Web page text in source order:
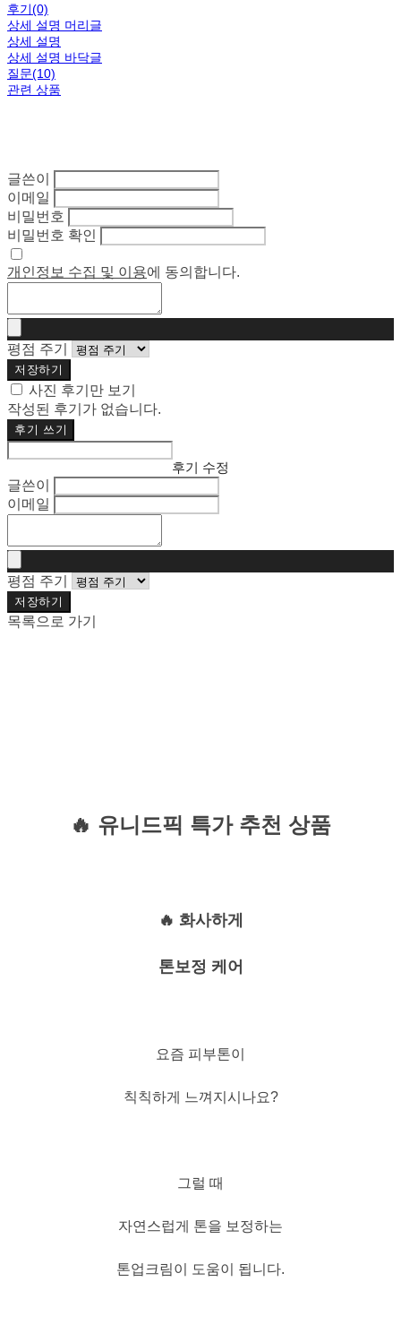
후기(0)
상세 설명 머리글
상세 설명
상세 설명 바닥글
질문(10)
관련 상품
글쓴이
이메일
비밀번호
비밀번호 확인
개인정보 수집 및 이용에 동의합니다.
평점 주기
저장하기
사진 후기만 보기
작성된 후기가 없습니다.
후기 쓰기
후기 수정
글쓴이
이메일
평점 주기
저장하기
목록으로 가기
🔥 유니드픽 특가 추천 상품
🔥 화사하게
톤보정 케어
요즘 피부톤이
칙칙하게 느껴지시나요?
그럴 때
자연스럽게 톤을 보정하는
톤업크림이 도움이 됩니다.